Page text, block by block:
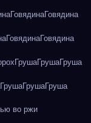
ГовядинаГовядина
ГовядинаГовядина
ГрушаГрушаГруша
ГрушаГрушаГруша
во ржи